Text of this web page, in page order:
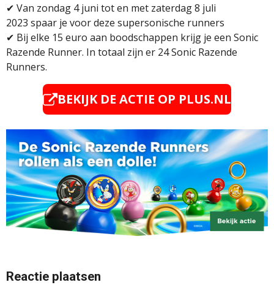
✔ Van zondag 4 juni tot en met zaterdag 8 juli
2023 spaar je voor deze supersonische runners
✔ Bij elke 15 euro aan boodschappen krijg je een Sonic
Razende Runner. In totaal zijn er 24 Sonic Razende
Runners.
BEKIJK DE ACTIE OP PLUS.NL
Reactie plaatsen